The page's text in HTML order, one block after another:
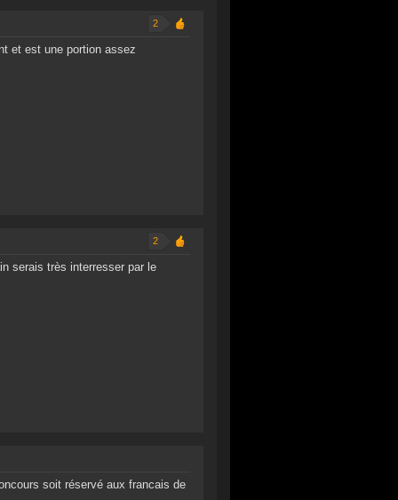
2
et est une portion assez
2
serais très interresser par le
soit réservé aux francais de